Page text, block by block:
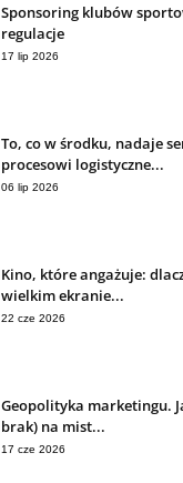
Sponsoring klubów
regulacje
17 lip 2026
To, co w środku, nadaje
procesowi logistyczne...
06 lip 2026
Kino, które angażuje:
wielkim ekranie...
22 cze 2026
Geopolityka marketingu.
brak) na mist...
17 cze 2026